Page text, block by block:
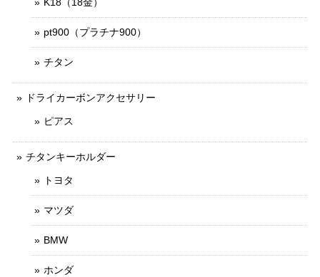
pt900（プラチナ900）
チタン
ドライカーボンアクセサリー
ピアス
チタンキーホルダー
トヨタ
マツダ
BMW
ホンダ